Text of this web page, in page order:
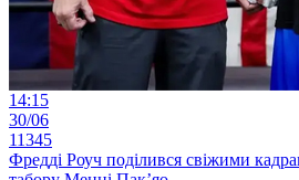
14:15
30/06
11345
Фредді Роуч поділився свіжими